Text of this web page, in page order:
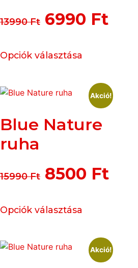
13990Ft 6990 Ft
Opciók választása
Akció!
Blue Nature
ruha
15990Ft 8500 Ft
Opciók választása
Akció!